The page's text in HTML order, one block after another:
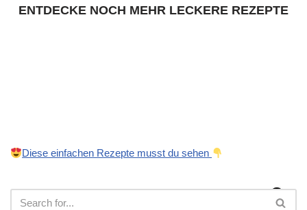
ENTDECKE NOCH MEHR LECKERE REZEPTE
Diese einfachen Rezepte musst du sehen